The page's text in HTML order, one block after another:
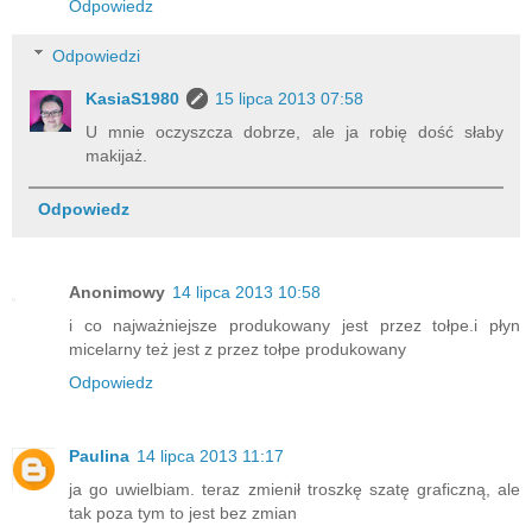
Odpowiedz
Odpowiedzi
KasiaS1980
15 lipca 2013 07:58
U mnie oczyszcza dobrze, ale ja robię dość słaby
makijaż.
Odpowiedz
Anonimowy 14 lipca 2013 10:58
i co najważniejsze produkowany jest przez tołpe.i płyn
micelarny też jest z przez tołpe produkowany
Odpowiedz
Paulina 14 lipca 2013 11:17
ja go uwielbiam. teraz zmienił troszkę szatę graficzną, ale
tak poza tym to jest bez zmian